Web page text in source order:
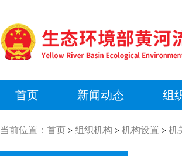
首页 新闻动态 组
当前位置： 首页 > 组织机构 > 机构设置 > 机